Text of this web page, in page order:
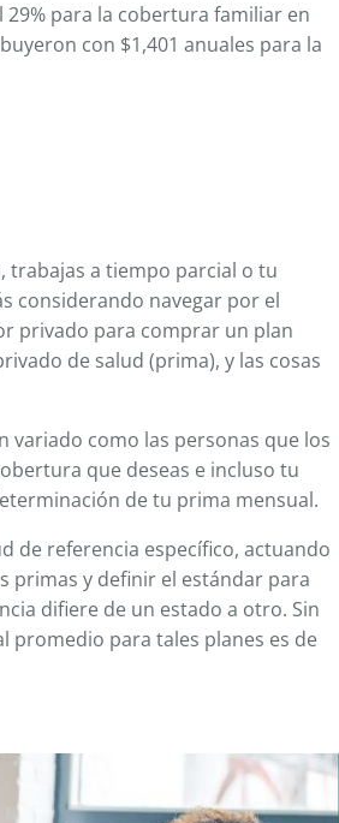
para la cobertura familiar en
con $1,401 anuales para la
a tiempo parcial o tu
considerando navegar por el
privado para comprar un plan
de salud (prima), y las cosas
variado como las personas que los
que deseas e incluso tu
de tu prima mensual.
de referencia específico, actuando
primas y definir el estándar para
difiere de un estado a otro. Sin
promedio para tales planes es de